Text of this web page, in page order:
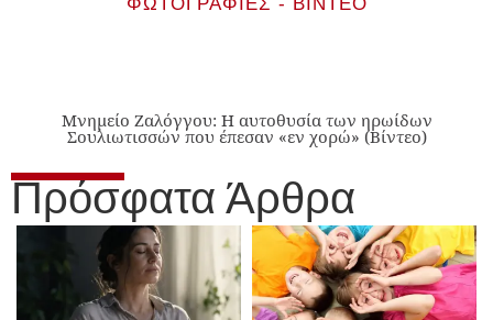
ΦΩΤΟΓΡΑΦΊΕΣ - ΒΊΝΤΕΟ
Μνημείο Ζαλόγγου: Η αυτοθυσία των ηρωίδων
Σουλιωτισσών που έπεσαν «εν χορώ» (Βίντεο)
Πρόσφατα Άρθρα